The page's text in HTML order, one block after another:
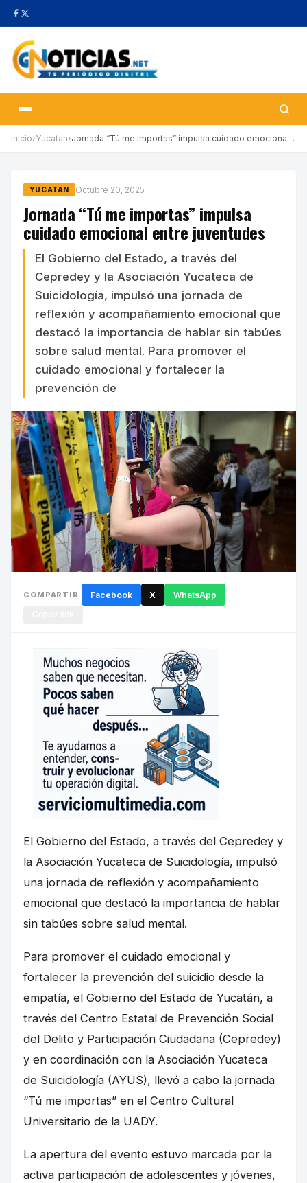
Inicio›Yucatan› Jornada “Tú me importas” impulsa cuidado emocional entre juventu…
YUCATAN Octubre 20, 2025
Jornada “Tú me importas” impulsa
cuidado emocional entre juventudes
El Gobierno del Estado, a través del
Cepredey y la Asociación Yucateca de
Suicidología, impulsó una jornada de
reflexión y acompañamiento emocional que
destacó la importancia de hablar sin tabúes
sobre salud mental. Para promover el
cuidado emocional y fortalecer la
prevención de
COMPARTIR Facebook X WhatsApp
El Gobierno del Estado, a través del Cepredey y
la Asociación Yucateca de Suicidología, impulsó
una jornada de reflexión y acompañamiento
emocional que destacó la importancia de hablar
sin tabúes sobre salud mental.
Para promover el cuidado emocional y
fortalecer la prevención del suicidio desde la
empatía, el Gobierno del Estado de Yucatán, a
través del Centro Estatal de Prevención Social
del Delito y Participación Ciudadana (Cepredey)
y en coordinación con la Asociación Yucateca
de Suicidología (AYUS), llevó a cabo la jornada
“Tú me importas” en el Centro Cultural
Universitario de la UADY.
La apertura del evento estuvo marcada por la
activa participación de adolescentes y jóvenes,